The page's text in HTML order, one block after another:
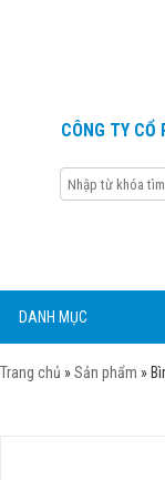
CÔNG TY CỔ
DANH MỤC
Trang chủ »Sản phẩm »